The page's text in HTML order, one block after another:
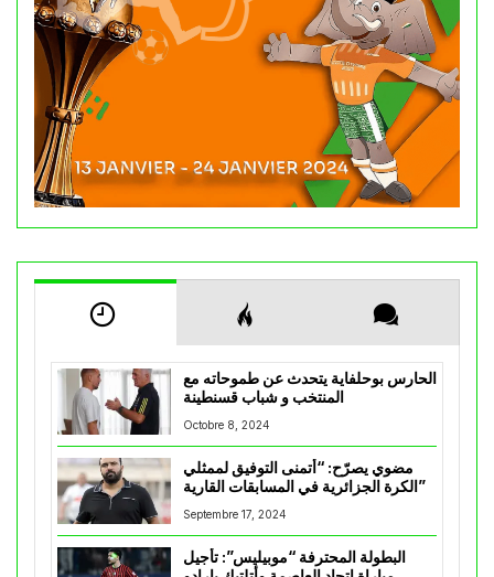
الحارس بوحلفاية يتحدث عن طموحاته مع
المنتخب و شباب قسنطينة
Octobre 8, 2024
مضوي يصرّح: “أتمنى التوفيق لممثلي
الكرة الجزائرية في المسابقات القارية”
Septembre 17, 2024
البطولة المحترفة “موبيليس”: تأجيل